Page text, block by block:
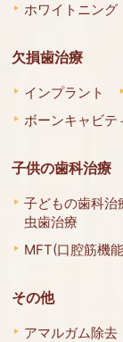
ホワイトニング
欠損歯治療
インプラント
ボーンキャビテ
子供の歯科治療
子どもの歯科治
虫歯治療
MFT(口腔筋機
その他
アマルガム除去